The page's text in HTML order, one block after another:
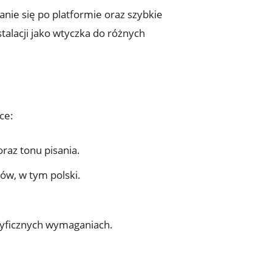
się po platformie oraz szybkie
jako wtyczka do różnych
tonu pisania.
w tym polski.
wymaganiach.